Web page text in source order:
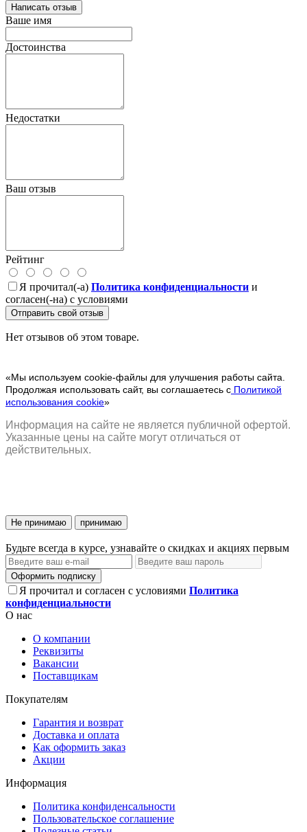
Написать отзыв
Ваше имя
Достоинства
Недостатки
Ваш отзыв
Рейтинг
Я прочитал(-а) Политика конфиденциальности и
согласен(-на) с условиями
Отправить свой отзыв
Нет отзывов об этом товаре.
«Мы используем cookie-файлы для улучшения работы сайта.
Продолжая использовать сайт, вы соглашаетесь с Политикой
использования cookie»
Информация на сайте не является публичной офертой.
Указанные цены на сайте могут отличаться от
действительных.
Не принимаю принимаю
Будьте всегда в курсе, узнавайте о скидках и акциях первым
Оформить подписку
Я прочитал и согласен с условиями Политика
конфиденциальности
О нас
О компании
Реквизиты
Вакансии
Поставщикам
Покупателям
Гарантия и возврат
Доставка и оплата
Как оформить заказ
Акции
Информация
Политика конфиденсальности
Пользовательское соглашение